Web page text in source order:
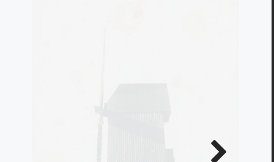
Następne
zdjęcie